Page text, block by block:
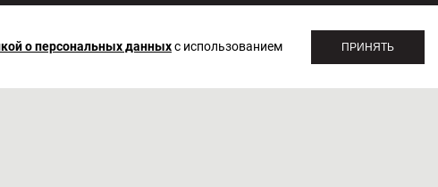
коммуникаций 20.07.2018. Регистрационный номер ЭЛ №
о персональных данныхс использованием
ПРИНЯТЬ